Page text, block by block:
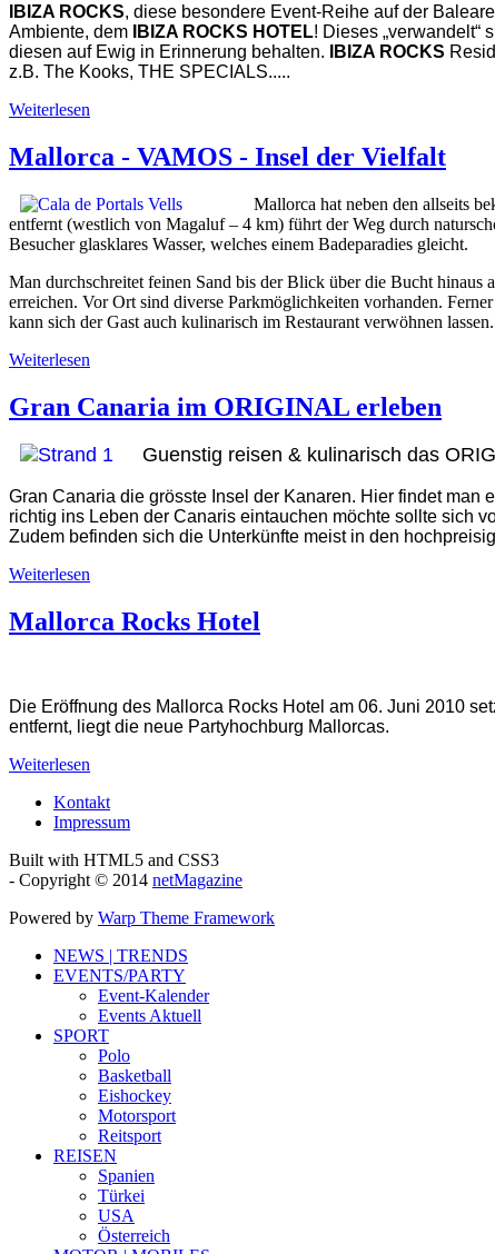
IBIZA ROCKS, diese besondere Event-Reihe auf der
Ambiente, dem
IBIZA ROCKS HOTEL! Dieses „verwandelt“
diesen auf Ewig in Erinnerung behalten.
IBIZA ROCKS
z.B. The Kooks, THE SPECIALS.....
Weiterlesen
Mallorca - VAMOS - Insel der Vielfalt
Mallorca hat neben den allseits
entfernt (westlich von Magaluf – 4 km) führt der Weg durch
Besucher glasklares Wasser, welches einem Badeparadies gleicht.
Man durchschreitet feinen Sand bis der Blick über die Bucht
erreichen. Vor Ort sind diverse Parkmöglichkeiten vorhanden.
kann sich der Gast auch kulinarisch im Restaurant verwöhnen lassen.
Weiterlesen
Gran Canaria im ORIGINAL erleben
Guenstig reisen & kulinarisch das
Gran Canaria die grösste Insel der Kanaren. Hier findet
richtig ins Leben der Canaris eintauchen möchte sollte sich
Zudem befinden sich die Unterkünfte meist in den
Weiterlesen
Mallorca Rocks Hotel
Die Eröffnung des Mallorca Rocks Hotel am 06. Juni 2010
entfernt, liegt die neue Partyhochburg Mallorcas.
Weiterlesen
Kontakt
Impressum
Built with HTML5 and CSS3
- Copyright © 2014 netMagazine
Powered by Warp Theme Framework
NEWS | TRENDS
EVENTS/PARTY
Event-Kalender
Events Aktuell
SPORT
Polo
Basketball
Eishockey
Motorsport
Reitsport
REISEN
Spanien
Türkei
USA
Österreich